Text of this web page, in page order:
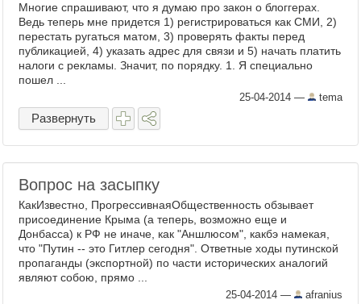
Многие спрашивают, что я думаю про закон о блоггерах.
Ведь теперь мне придется 1) регистрироваться как СМИ, 2)
перестать ругаться матом, 3) проверять факты перед
публикацией, 4) указать адрес для связи и 5) начать платить
налоги с рекламы. Значит, по порядку. 1. Я специально
пошел ...
25-04-2014 — tema
Развернуть
Вопрос на засыпку
КакИзвестно, ПрогрессивнаяОбщественность обзывает
присоединение Крыма (а теперь, возможно еще и
Донбасса) к РФ не иначе, как "Аншлюсом", какбэ намекая,
что "Путин -- это Гитлер сегодня". Ответные ходы путинской
пропаганды (экспортной) по части исторических аналогий
являют собою, прямо ...
25-04-2014 — afranius